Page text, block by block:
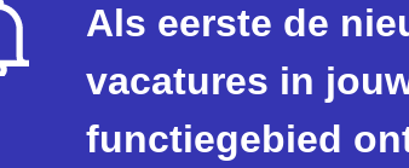
Als eerste de
vacatures in
functiegebied